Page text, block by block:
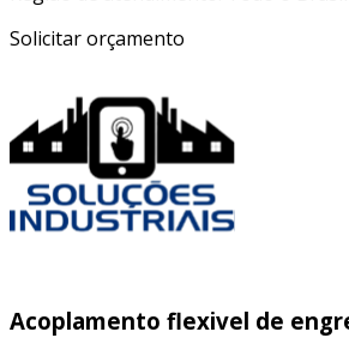
Solicitar orçamento
Acoplamento flexivel de